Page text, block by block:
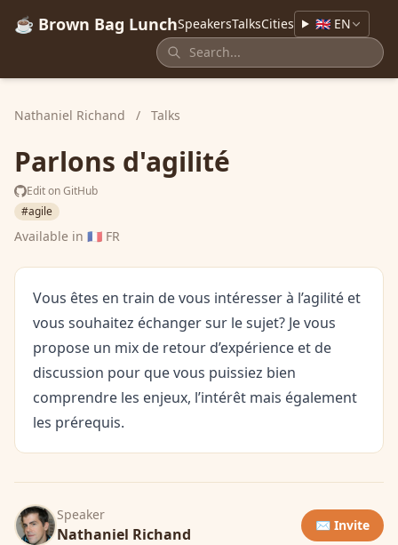
☕ Brown Bag LunchSpeakersTalksCities 🇬🇧 EN
Nathaniel Richand / Talks
Parlons d'agilité
Edit on GitHub
#agile
Available in 🇫🇷 FR
Vous êtes en train de vous intéresser à l’agilité et
vous souhaitez échanger sur le sujet? Je vous
propose un mix de retour d’expérience et de
discussion pour que vous puissiez bien
comprendre les enjeux, l’intérêt mais également
les prérequis.
Speaker
Nathaniel Richand ✉️ Invite